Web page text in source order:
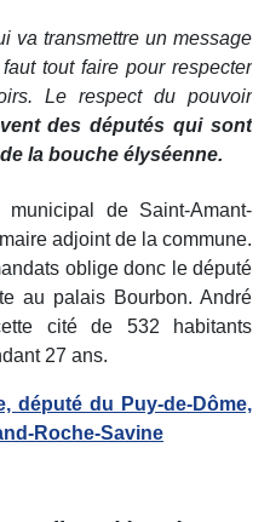
va transmettre un message
tout faire pour respecter
Le respect du pouvoir
des députés qui sont
la bouche élyséenne.
de Saint-Amant-
adjoint de la commune.
oblige donc le député
au palais Bourbon. André
cité de 532 habitants
27 ans.
député du Puy-de-Dôme,
Roche-Savine